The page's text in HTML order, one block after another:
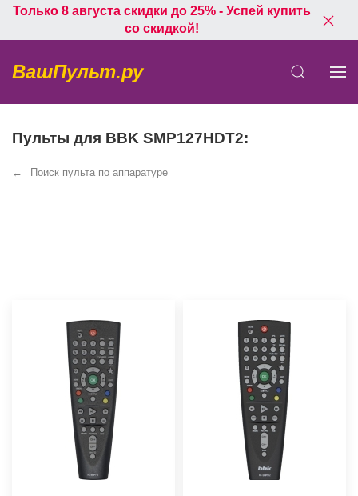
Только 8 августа скидки до 25% - Успей купить
со скидкой!
ВашПульт.ру
Пульты для BBK SMP127HDT2:
Поиск пульта по аппаратуре